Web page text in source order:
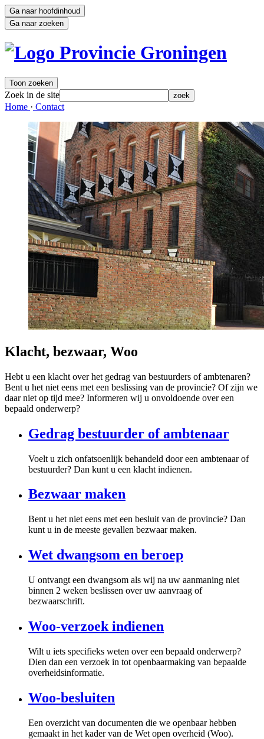
Ga naar hoofdinhoud
Ga naar zoeken
Toon zoeken
Zoek in de site zoek
Home · Contact
Klacht, bezwaar, Woo
Hebt u een klacht over het gedrag van bestuurders of ambtenaren?
Bent u het niet eens met een beslissing van de provincie? Of zijn we
daar niet op tijd mee? Informeren wij u onvoldoende over een
bepaald onderwerp?
Gedrag bestuurder of ambtenaar
Voelt u zich onfatsoenlijk behandeld door een ambtenaar of
bestuurder? Dan kunt u een klacht indienen.
Bezwaar maken
Bent u het niet eens met een besluit van de provincie? Dan
kunt u in de meeste gevallen bezwaar maken.
Wet dwangsom en beroep
U ontvangt een dwangsom als wij na uw aanmaning niet
binnen 2 weken beslissen over uw aanvraag of
bezwaarschrift.
Woo-verzoek indienen
Wilt u iets specifieks weten over een bepaald onderwerp?
Dien dan een verzoek in tot openbaarmaking van bepaalde
overheidsinformatie.
Woo-besluiten
Een overzicht van documenten die we openbaar hebben
gemaakt in het kader van de Wet open overheid (Woo).